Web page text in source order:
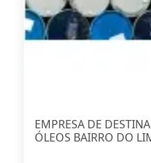
EMPRESA DE
ÓLEOS BAIRRO DO